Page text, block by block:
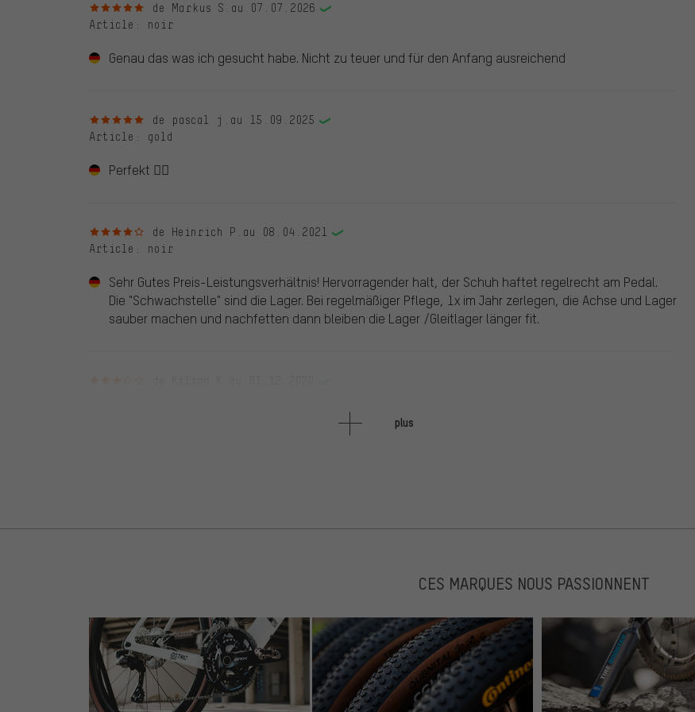
5 sur 5 étoilesde Markus S. au 07.07.2026
Article : noir
Genau das was ich gesucht habe. Nicht zu teuer und für den Anfang ausreichend
5 sur 5 étoilesde pascal j. au 15.09.2025
Article : gold
Perfekt 👌🏻
4 sur 5 étoilesde Heinrich P. au 08.04.2021
Article : noir
Sehr Gutes Preis-Leistungsverhältnis! Hervorragender halt, der Schuh haftet regelrecht am Pedal.
Die "Schwachstelle" sind die Lager. Bei regelmäßiger Pflege, 1x im Jahr zerlegen, die Achse und Lager
sauber machen und nachfetten dann bleiben die Lager /Gleitlager länger fit.
+ Guter Grip auf den Pedalen, selbst bei anspruchsvolleren Abfahrten hat man stets die Kontrolle auf
5 sur 5 étoilesde Lorenzo Z.au 17.09.2020
Article : rouge
Very grippy and very big, that makes them very very comfortable, to the point that they came to
replace clipless pedals on my gravel/commuter bike.
plus
CES MARQUES NOUS PASSIONNENT